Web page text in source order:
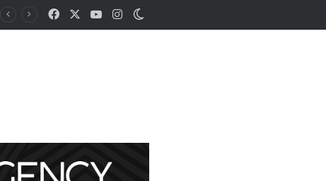
FacebookYouTubeInstagramDış görünümü değiştir